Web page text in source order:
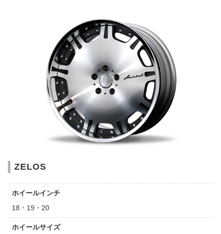
ZELOS
ホイールインチ
18・19・20
ホイールサイズ